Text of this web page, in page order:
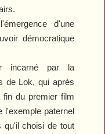
.
d'une
démocratique
incarné par la
de Lok, qui après
du premier film
l'exemple paternel
qu'il choisi de tout